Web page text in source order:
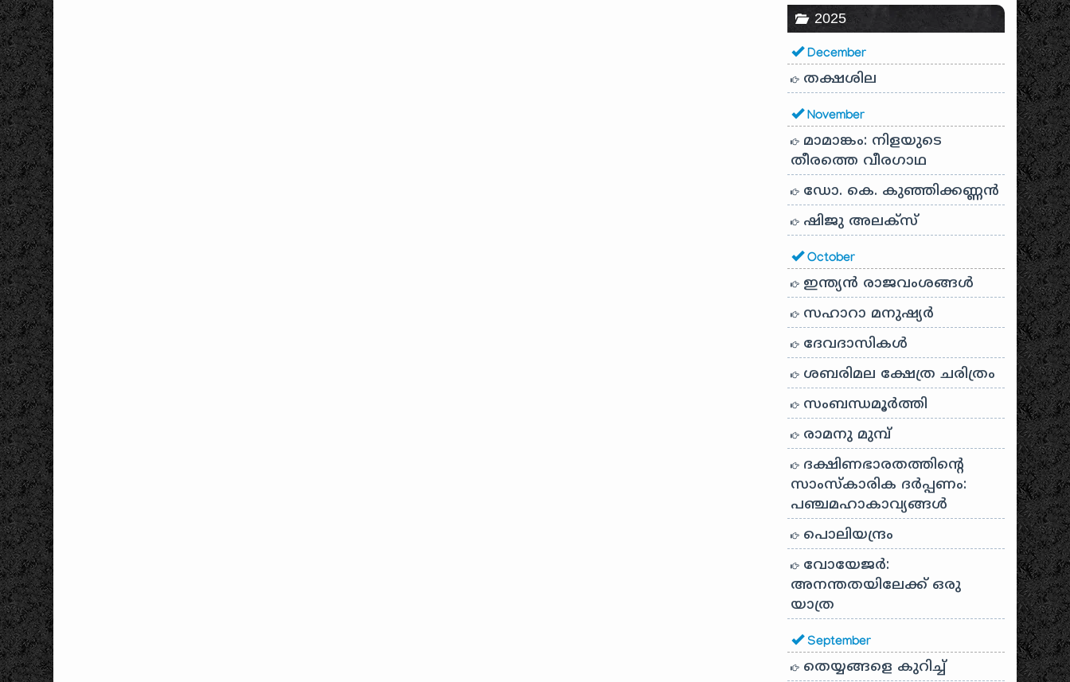
2025
December
തക്ഷശില
November
മാമാങ്കം: നിളയുടെ
തീരത്തെ വീരഗാഥ
ഡോ. കെ. കുഞ്ഞിക്കണ്ണൻ
ഷിജു അലക്സ്
October
ഇന്ത്യൻ രാജവംശങ്ങൾ
സഹാറാ മനുഷ്യർ
ദേവദാസികൾ
ശബരിമല ക്ഷേത്ര ചരിത്രം
സംബന്ധമൂർത്തി
രാമനു മുമ്പ്
ദക്ഷിണഭാരതത്തിൻ്റെ
സാംസ്കാരിക ദർപ്പണം:
പഞ്ചമഹാകാവ്യങ്ങൾ
പൊലിയന്ദ്രം
വോയേജർ:
അനന്തതയിലേക്ക് ഒരു
യാത്ര
September
തെയ്യങ്ങളെ കുറിച്ച്